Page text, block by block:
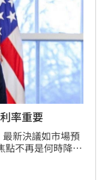
率重要
新決議如市場預
點不再是何時降
產業競爭力。